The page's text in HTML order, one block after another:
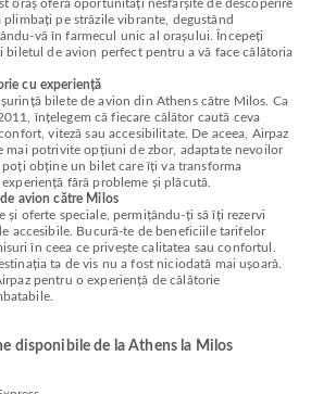
oraș oferă oportunități nesfârșite de descoperire
pe străzile vibrante, degustând
vă în farmecul unic al orașului. Începeți
biletul de avion perfect pentru a vă face călătoria
cu experiență
bilete de avion din Athens către Milos. Ca
înțelegem că fiecare călător caută ceva
viteză sau accesibilitate. De aceea, Airpaz
mai potrivite opțiuni de zbor, adaptate nevoilor
obține un bilet care îți va transforma
fără probleme și plăcută.
avion către Milos
și oferte speciale, permițându-ți să îți rezervi
accesibile. Bucură-te de beneficiile tarifelor
în ceea ce privește calitatea sau confortul.
ta de vis nu a fost niciodată mai ușoară.
pentru o experiență de călătorie
disponibile de la Athens la Milos